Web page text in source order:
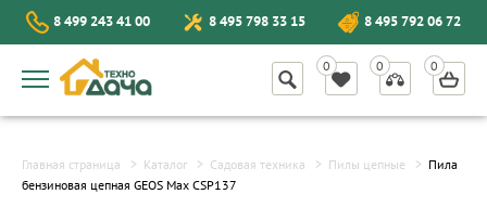
8 499 243 41 00 8 495 798 33 15 8 495 792 06 72
Главная страница Каталог Садовая техника Пилы цепные
Пила
бензиновая цепная GEOS Max CSP137